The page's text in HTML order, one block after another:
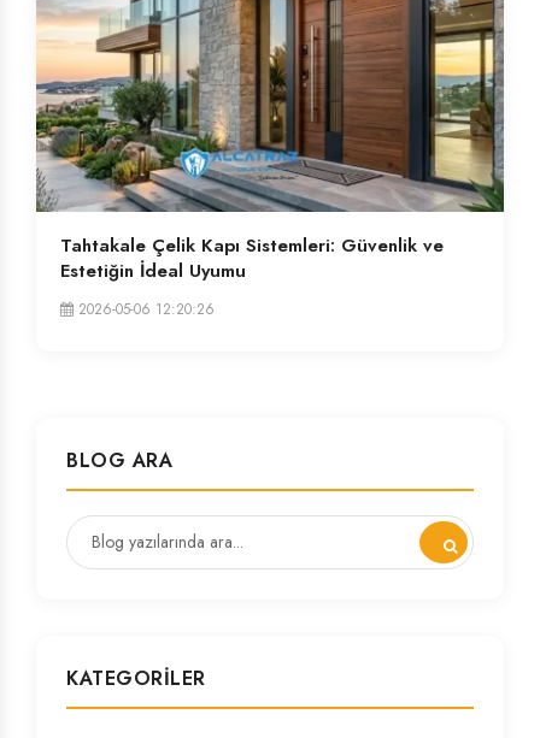
Tahtakale Çelik Kapı Sistemleri: Güvenlik ve
Estetiğin İdeal Uyumu
2026-05-06 12:20:26
BLOG ARA
KATEGORILER